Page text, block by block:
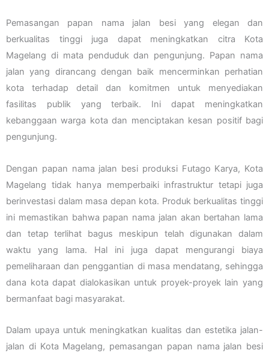
Pemasangan papan nama jalan besi yang elegan dan
berkualitas tinggi juga dapat meningkatkan citra Kota
Magelang di mata penduduk dan pengunjung. Papan nama
jalan yang dirancang dengan baik mencerminkan perhatian
kota terhadap detail dan komitmen untuk menyediakan
fasilitas publik yang terbaik. Ini dapat meningkatkan
kebanggaan warga kota dan menciptakan kesan positif bagi
pengunjung.
Dengan papan nama jalan besi produksi Futago Karya, Kota
Magelang tidak hanya memperbaiki infrastruktur tetapi juga
berinvestasi dalam masa depan kota. Produk berkualitas tinggi
ini memastikan bahwa papan nama jalan akan bertahan lama
dan tetap terlihat bagus meskipun telah digunakan dalam
waktu yang lama. Hal ini juga dapat mengurangi biaya
pemeliharaan dan penggantian di masa mendatang, sehingga
dana kota dapat dialokasikan untuk proyek-proyek lain yang
bermanfaat bagi masyarakat.
Dalam upaya untuk meningkatkan kualitas dan estetika jalan-
jalan di Kota Magelang, pemasangan papan nama jalan besi